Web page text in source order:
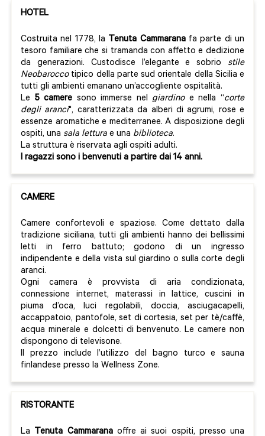
HOTEL
Costruita nel 1778, la Tenuta Cammaranafa parte di un
tesoro familiare che si tramanda con affetto e dedizione
da generazioni. Custodisce l’elegante e sobrio stile
Neobaroccotipico della parte sud orientale della Sicilia e
tutti gli ambienti emanano un’accogliente ospitalità.
Le 5 camere sono immerse nelgiardinoe nella “corte
degli aranci", caratterizzata da alberi di agrumi, rose e
essenze aromatiche e mediterranee. A disposizione degli
ospiti, una sala lettura e una biblioteca.
La struttura è riservata agli ospiti adulti.
I ragazzi sono i benvenuti a partire dai 14 anni.
CAMERE
Camere confortevoli e spaziose. Come dettato dalla
tradizione siciliana, tutti gli ambienti hanno dei bellissimi
letti in ferro battuto; godono di un ingresso
indipendente e della vista sul giardino o sulla corte degli
aranci.
Ogni camera è provvista di aria condizionata,
connessione internet, materassi in lattice, cuscini in
piuma d’oca, luci regolabili, doccia, asciugacapelli,
accappatoio, pantofole, set di cortesia, set per tè/caffè,
acqua minerale e dolcetti di benvenuto. Le camere non
dispongono di televisone.
Il prezzo include l’utilizzo del bagno turco e sauna
finlandese presso la Wellness Zone.
RISTORANTE
La Tenuta Cammaranaoffre ai suoi ospiti, presso una